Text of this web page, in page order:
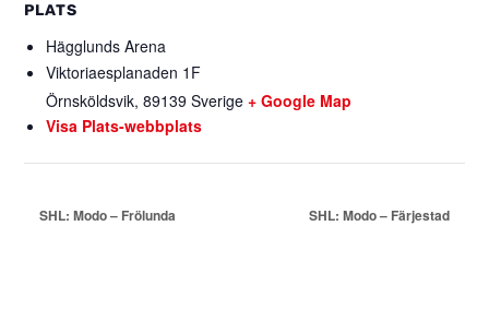
PLATS
Hägglunds Arena
Viktoriaesplanaden 1F
Örnsköldsvik, 89139 Sverige + Google Map
Visa Plats-webbplats
SHL: Modo – Frölunda SHL: Modo – Färjestad